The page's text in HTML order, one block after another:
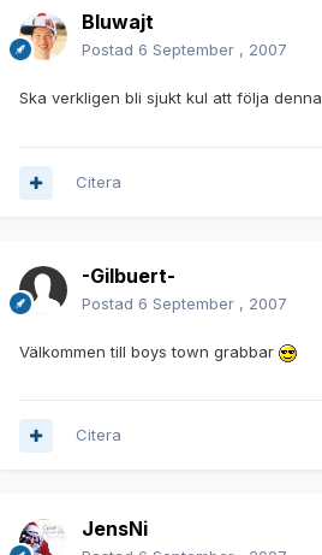
Bluwajt
Postad 6 September , 2007
Ska verkligen bli sjukt kul att följa denna
Citera
-Gilbuert-
Postad 6 September , 2007
Välkommen till boys town grabbar
Citera
JensNi